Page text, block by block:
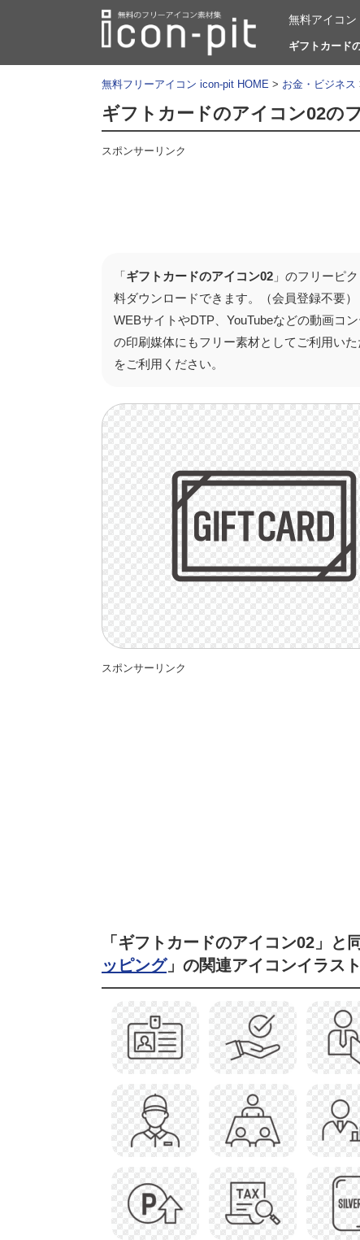
無料アイコン
ギフトカード
無料フリーアイコン icon-pit HOME > お金・ビジネス
ギフトカードのアイコン02の
スポンサーリンク
「ギフトカードのアイコン02 」のフリーピ
料ダウンロードできます。（会員登録不要
WEBサイトやDTP、YouTubeなどの動画コ
の印刷媒体にもフリー素材としてご利用いた
をご利用ください。
スポンサーリンク
「ギフトカードのアイコン02」と
ッピング」の関連アイコンイラスト